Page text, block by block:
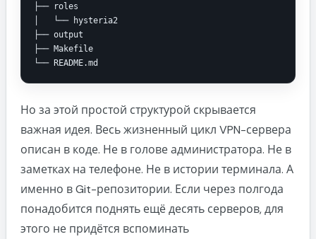
├── roles
│   └── hysteria2
├── output
├── Makefile
Но за этой простой структурой скрывается
важная идея. Весь жизненный цикл VPN-сервера
описан в коде. Не в голове администратора. Не в
заметках на телефоне. Не в истории терминала. А
именно в Git-репозитории. Если через полгода
понадобится поднять ещё десять серверов, для
этого не придётся вспоминать